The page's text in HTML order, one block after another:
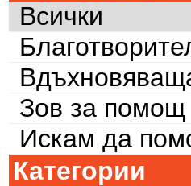
Всички
Зов за помощ
Искам да
Категории